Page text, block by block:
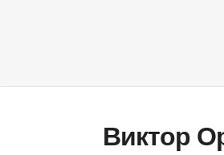
Виктор